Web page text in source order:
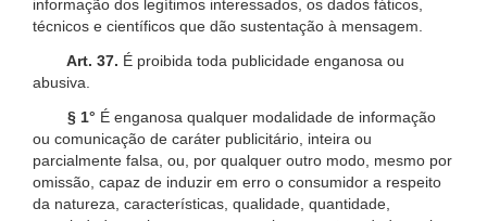
informação dos legítimos interessados, os dados fáticos,
técnicos e científicos que dão sustentação à mensagem.
Art. 37. É proibida toda publicidade enganosa ou
abusiva.
§ 1° É enganosa qualquer modalidade de informação
ou comunicação de caráter publicitário, inteira ou
parcialmente falsa, ou, por qualquer outro modo, mesmo por
omissão, capaz de induzir em erro o consumidor a respeito
da natureza, características, qualidade, quantidade,